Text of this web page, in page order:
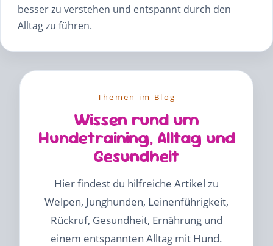
besser zu verstehen und entspannt durch den
Alltag zu führen.
Themen im Blog
Wissen rund um
Hundetraining, Alltag und
Gesundheit
Hier findest du hilfreiche Artikel zu
Welpen, Junghunden, Leinenführigkeit,
Rückruf, Gesundheit, Ernährung und
einem entspannten Alltag mit Hund.